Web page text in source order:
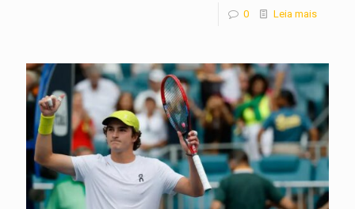
0 Leia mais